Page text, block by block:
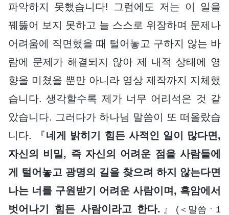
파악하지 못했습니다! 그럼에도 저는 이 일을
꿰뚫어 보지 못하고 늘 스스로 위장하며 문제나
어려움에 직면했을 때 털어놓고 구하지 않는 바
람에 문제가 해결되지 않아 제 내적 상태에 영
향을 미쳤을 뿐만 아니라 영상 제작까지 지체했
습니다. 생각할수록 제가 너무 어리석은 것 같
았습니다. 그러다가 하나님 말씀이 또 떠올랐습
니다. 『네게 밝히기 힘든 사적인 일이 많다면,
자신의 비밀, 즉 자신의 어려운 점을 사람들에
게 털어놓고 광명의 길을 찾으려 하지 않는다면
나는 너를 구원받기 어려운 사람이며, 흑암에서
벗어나기 힘든 사람이라고 한다. 』 (＜말씀ㆍ1